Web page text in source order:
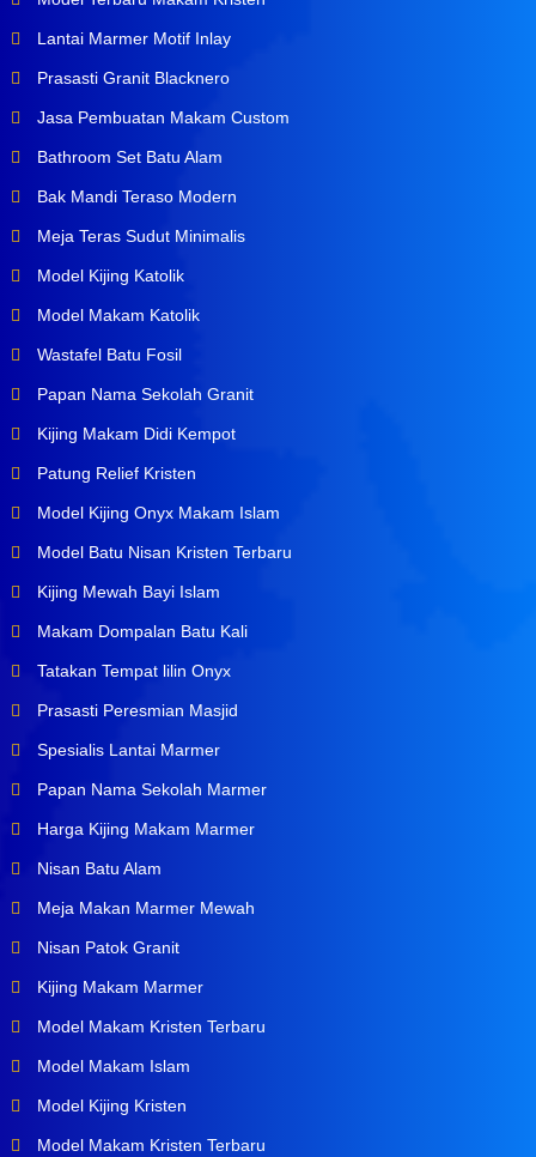
Lantai Marmer Motif Inlay
Prasasti Granit Blacknero
Jasa Pembuatan Makam Custom
Bathroom Set Batu Alam
Bak Mandi Teraso Modern
Meja Teras Sudut Minimalis
Model Kijing Katolik
Model Makam Katolik
Wastafel Batu Fosil
Papan Nama Sekolah Granit
Kijing Makam Didi Kempot
Patung Relief Kristen
Model Kijing Onyx Makam Islam
Model Batu Nisan Kristen Terbaru
Kijing Mewah Bayi Islam
Makam Dompalan Batu Kali
Tatakan Tempat lilin Onyx
Prasasti Peresmian Masjid
Spesialis Lantai Marmer
Papan Nama Sekolah Marmer
Harga Kijing Makam Marmer
Nisan Batu Alam
Meja Makan Marmer Mewah
Nisan Patok Granit
Kijing Makam Marmer
Model Makam Kristen Terbaru
Model Makam Islam
Model Kijing Kristen
Model Makam Kristen Terbaru